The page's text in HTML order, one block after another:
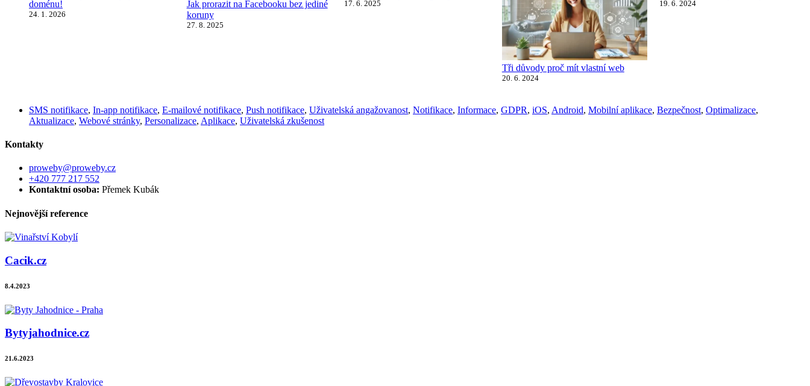
doménu!
24. 1. 2026
Jak prorazit na Facebooku bez jediné
koruny
27. 8. 2025
17. 6. 2025
Tři důvody proč mít vlastní web
20. 6. 2024
19. 6. 2024
SMS notifikace, In-app notifikace, E-mailové notifikace, Push notifikace, Uživatelská angažovanost, Notifikace, Informace, GDPR, iOS, Android, Mobilní aplikace, Bezpečnost, Optimalizace,
Aktualizace, Webové stránky, Personalizace, Aplikace, Uživatelská zkušenost
Kontakty
proweby@proweby.cz
+420 777 217 552
Kontaktní osoba: Přemek Kubák
Nejnovější reference
Cacik.cz
8.4.2023
Bytyjahodnice.cz
21.6.2023